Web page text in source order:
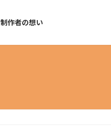
制作者の想い